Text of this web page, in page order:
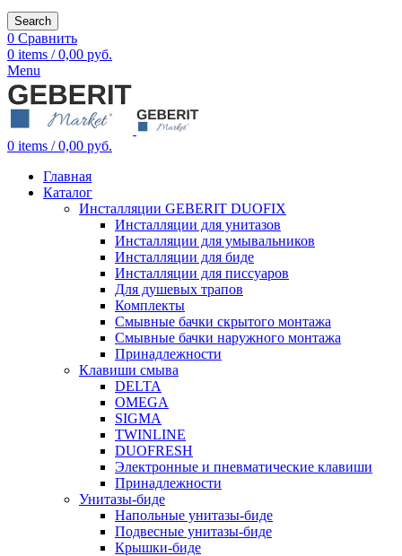
Search
0 Сравнить
0 items / 0,00 руб.
Menu
0 items / 0,00 руб.
Главная
Каталог
Инсталляции GEBERIT DUOFIX
Инсталляции для унитазов
Инсталляции для умывальников
Инсталляции для биде
Инсталляции для писсуаров
Для душевых трапов
Комплекты
Смывные бачки скрытого монтажа
Смывные бачки наружного монтажа
Принадлежности
Клавиши смыва
DELTA
OMEGA
SIGMA
TWINLINE
DUOFRESH
Электронные и пневматические клавиши
Принадлежности
Унитазы-биде
Напольные унитазы-биде
Подвесные унитазы-биде
Крышки-биде